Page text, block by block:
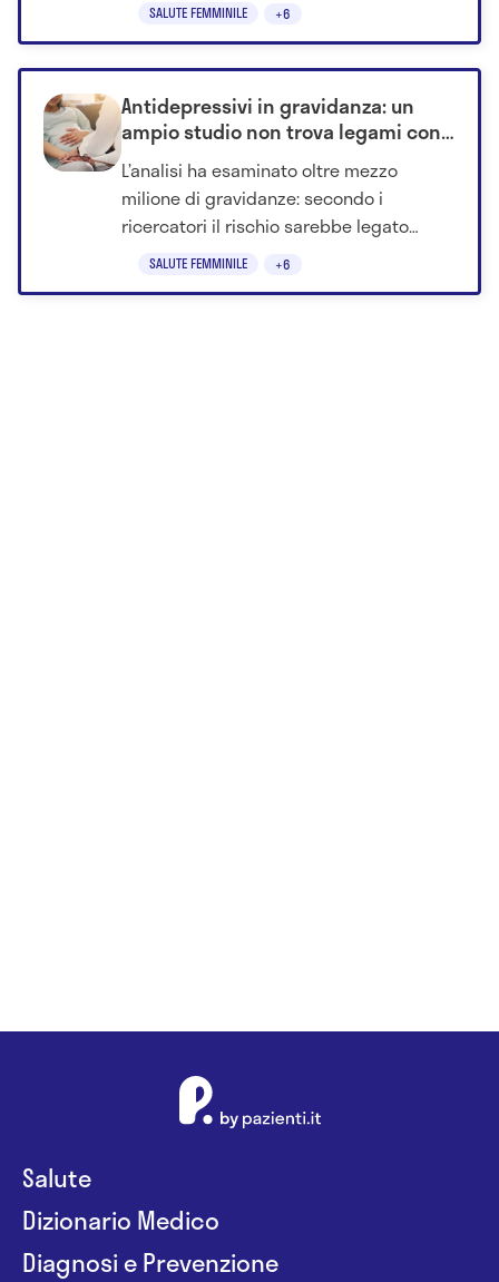
SALUTE FEMMINILE +6
SALUTE FEMMINILE +6
Antidepressivi in gravidanza: un
ampio studio non trova legami con
autismo o ADHD nei figli
L’analisi ha esaminato oltre mezzo
milione di gravidanze: secondo i
ricercatori il rischio sarebbe legato
soprattutto ad altri fattori, inclusa la
Salute
Dizionario Medico
Diagnosi e Prevenzione